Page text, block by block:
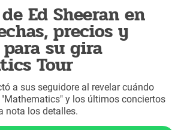
Ed Sheeran en
precios y
su gira
Tour
a sus seguidore al revelar cuándo
y los últimos conciertos
nota los detalles.